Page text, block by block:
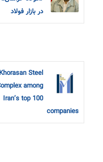
در بازار فولاد
Khorasan Steel
among
Iran’s top 100
companies